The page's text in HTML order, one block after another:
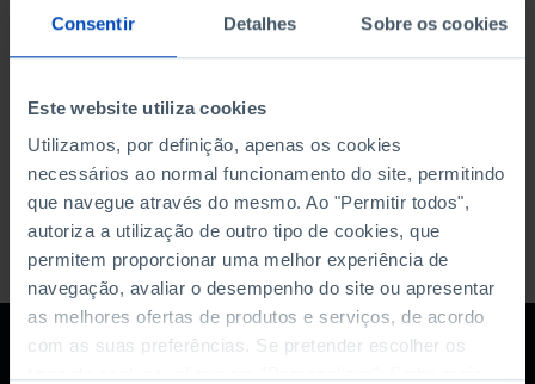
Consentir Detalhes Sobre os cookies
Este website utiliza cookies
Utilizamos, por definição, apenas os cookies
necessários ao normal funcionamento do site, permitindo
que navegue através do mesmo. Ao "Permitir todos",
autoriza a utilização de outro tipo de cookies, que
permitem proporcionar uma melhor experiência de
navegação, avaliar o desempenho do site ou apresentar
as melhores ofertas de produtos e serviços, de acordo
com as suas preferências. Se pretender escolher os
DATA DE FIM